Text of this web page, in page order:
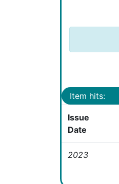
Item hits:
Issue
Date
2023